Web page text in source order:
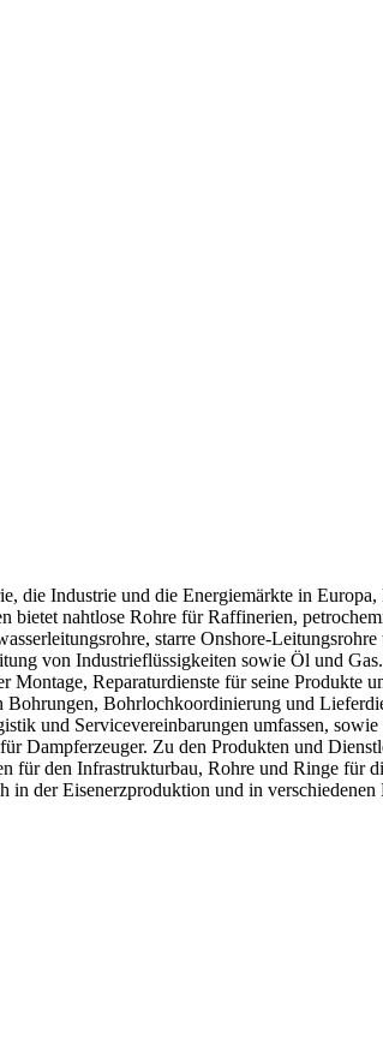
die Industrie und die Energiemärkte in
nahtlose Rohre für Raffinerien,
starre Onshore-
von Industrieflüssigkeiten sowie Öl und
Reparaturdienste für seine Produkte
Bohrlochkoordinierung und
und Servicevereinbarungen umfassen,
Dampferzeuger. Zu den Produkten und
den Infrastrukturbau, Rohre und Ringe für
der Eisenerzproduktion und in